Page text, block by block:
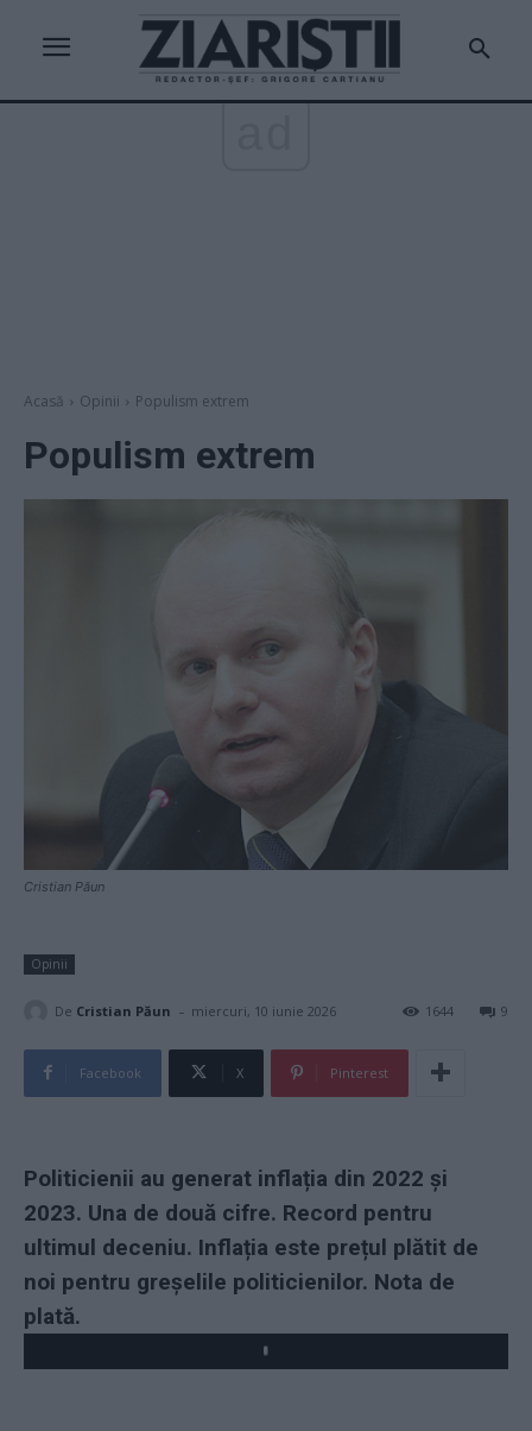
Acasă Opinii Populism extrem
Populism extrem
Cristian Păun
Opinii
De Cristian Păun - miercuri, 10 iunie 2026 9
1644
Facebook X Pinterest
Politicienii au generat inflația din 2022 și
2023. Una de două cifre. Record pentru
ultimul deceniu. Inflația este prețul plătit de
noi pentru greșelile politicienilor. Nota de
plată.
Play